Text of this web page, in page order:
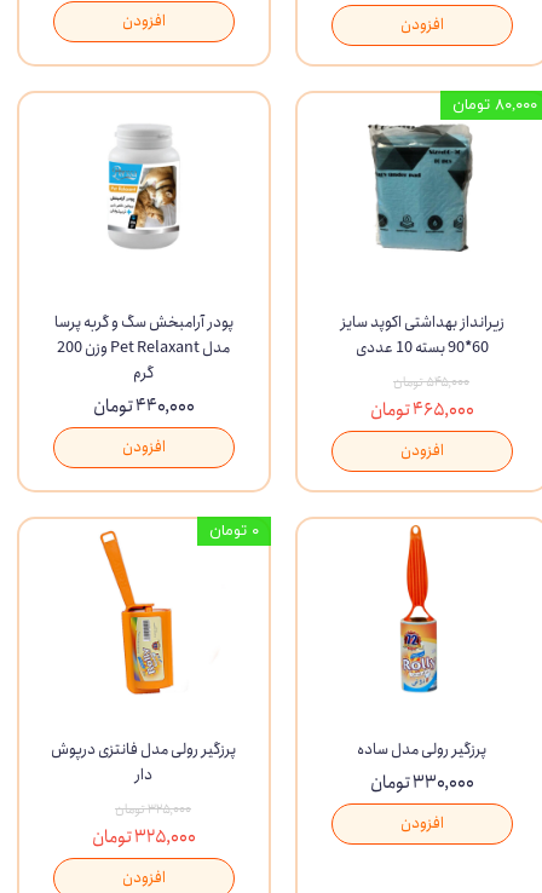
افزودن افزودن
زیرانداز بهداشتی اکوپد سایز
60*90 بسته 10 عددی
۵۴۵,۰۰۰ تومان
۴۶۵,۰۰۰ تومان
افزودن
۸۰,۰۰۰ تومان
پودر آرامبخش سگ و گربه پرسا
مدل Pet Relaxant وزن 200
گرم
۴۴۰,۰۰۰ تومان
افزودن
پرزگیر رولی مدل ساده
۳۳۰,۰۰۰ تومان
افزودن
پرزگیر رولی مدل فانتزی درپوش
دار
۳۲۵,۰۰۰ تومان
۳۲۵,۰۰۰ تومان
افزودن
۰ تومان